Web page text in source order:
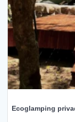
Ecoglamping